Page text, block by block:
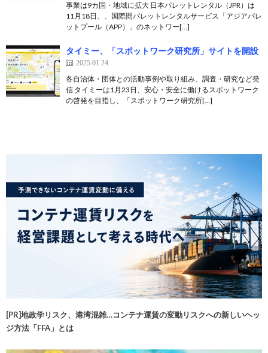
事業は9カ国・地域に拡大 日本パレットレンタル（JPR）は
11月18日、、国際間パレットレンタルサービス「アジアパレ
ットプール（APP）」のネットワー[…]
タイミー、「スポットワーク研究所」サイトを開設
2025.01.24
各自治体・団体との活動事例や取り組み、調査・研究など発
信 タイミーは1月23日、安心・安全に働けるスポットワーク
の啓発を目指し、「スポットワーク研究所[…]
[PR]地政学リスク、港湾混雑…コンテナ運賃の変動リスクへの新しいヘッ
ジ方法「FFA」とは